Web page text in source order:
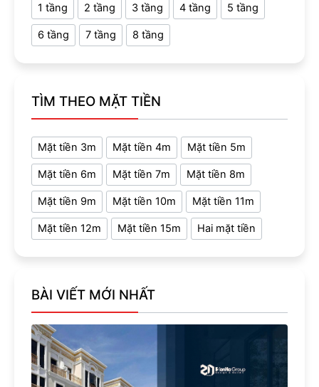
1 tầng 2 tầng 3 tầng 4 tầng 5 tầng
6 tầng 7 tầng 8 tầng
TÌM THEO MẶT TIỀN
Mặt tiền 3m Mặt tiền 4m Mặt tiền 5m
Mặt tiền 6m Mặt tiền 7m Mặt tiền 8m
Mặt tiền 9m Mặt tiền 10m Mặt tiền 11m
Mặt tiền 12m Mặt tiền 15m Hai mặt tiền
BÀI VIẾT MỚI NHẤT